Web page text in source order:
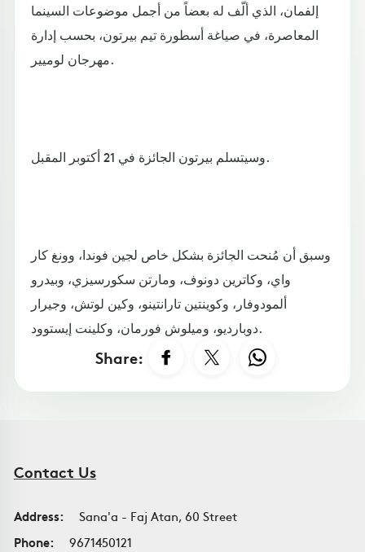
إلفمان، الذي ألّف له بعضاً من أجمل موضوعات السينما
المعاصرة، في صياغة أسطورة تيم بيرتون، بحسب إدارة
مهرجان لوميير.
وسيتسلم بيرتون الجائزة في 21 أكتوبر المقبل.
وسبق أن مُنحت الجائزة بشكل خاص لجين فوندا، وونغ كار
واي، وكاترين دونوف، ومارتن سكورسيزي، وبيدرو
ألمودوفار، وكوينتين تارانتينو، وكين لوتش، وجيرار
دوبارديو، وميلوش فورمان، وكلينت إيستوود.
Share:
Contact Us
Address:
Sana'a - Faj Atan, 60 Street
Phone:
9671450121